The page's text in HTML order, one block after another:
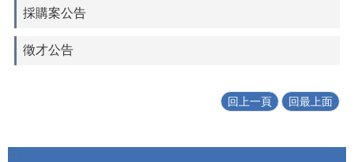
採購案公告
徵才公告
回上一頁 回最上面
:::